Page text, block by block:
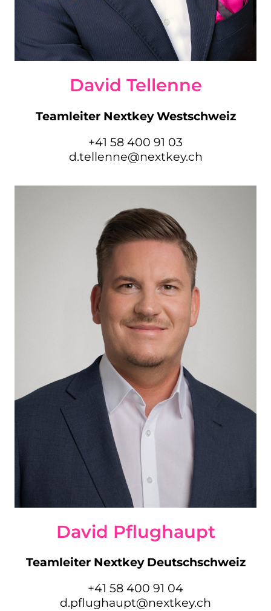
David Tellenne
Teamleiter Nextkey Westschweiz
+41 58 400 91 03
d.tellenne@nextkey.ch
David Pflughaupt
Teamleiter Nextkey Deutschschweiz
+41 58 400 91 04
d.pflughaupt@nextkey.ch